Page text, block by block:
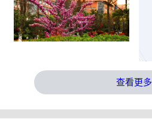
查看更多